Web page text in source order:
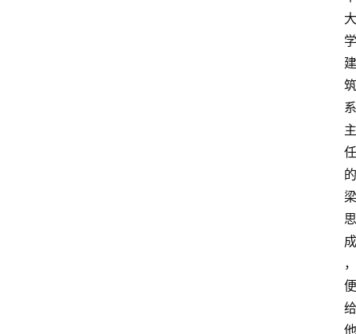
大
学
建
筑
系
主
任
的
梁
思
成
，
便
给
他